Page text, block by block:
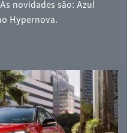
novidades são: Azul
Hypernova.